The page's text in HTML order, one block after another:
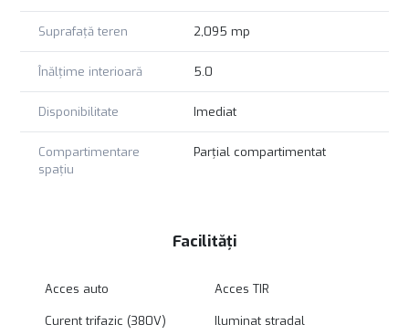
Suprafață teren 2,095 mp
Înălțime interioară 5.0
Disponibilitate Imediat
Compartimentare
spațiu
Parțial compartimentat
Facilități
Acces auto Acces TIR
Curent trifazic (380V) Iluminat stradal